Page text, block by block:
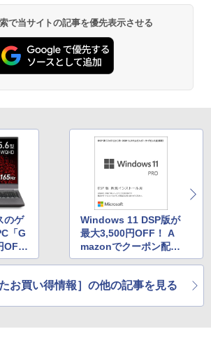
で当サイトの記事を優先表示させる
のゲ
「G
OF
ンを
Windows 11 DSP版が
最大3,500円OFF！ A
mazonでクーポン配布
中
お買い得情報］の他の記事を見る